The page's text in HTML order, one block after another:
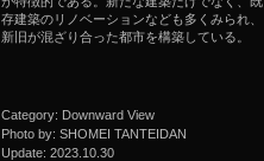
存建築のリノベーションなども多くみられ、
新旧が混ざり合った都市を構築している。
Category: Downward View
Photo by: SHOMEI TANTEIDAN
Update: 2023.10.30